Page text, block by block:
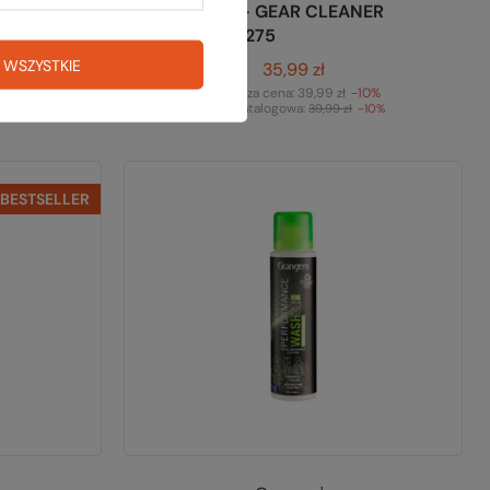
FOOTWEAR + GEAR CLEANER
275
35,99 zł
Najniższa cena: 39,99 zł -10%
Cena katalogowa:39,99 zł -10%
BESTSELLER